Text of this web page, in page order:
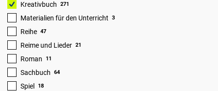
Kreativbuch 271
Materialien für den Unterricht 3
Reihe 47
Reime und Lieder 21
Roman 11
Sachbuch 64
Spiel 18